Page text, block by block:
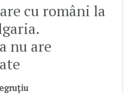
cu români la
nu are